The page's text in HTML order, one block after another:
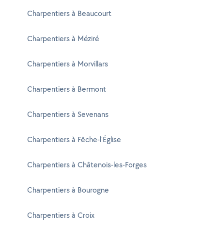
Charpentiers à Beaucourt
Charpentiers à Méziré
Charpentiers à Morvillars
Charpentiers à Bermont
Charpentiers à Sevenans
Charpentiers à Fêche-l'Église
Charpentiers à Châtenois-les-Forges
Charpentiers à Bourogne
Charpentiers à Croix